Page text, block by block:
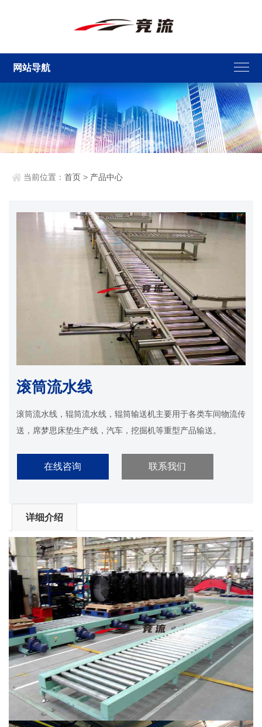
网站导航
当前位置：首页 > 产品中心
滚筒流水线
滚筒流水线，辊筒流水线，辊筒输送机主要用于各类车间物流传
送，席梦思床垫生产线，汽车，挖掘机等重型产品输送。
在线咨询 联系我们
详细介绍